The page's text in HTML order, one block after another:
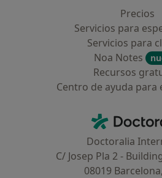
Precios
Servicios para
Servicios para
Noa Notes
Recursos
Centro de ayuda para
Doctoralia
C/ Josep Pla 2 -
08019